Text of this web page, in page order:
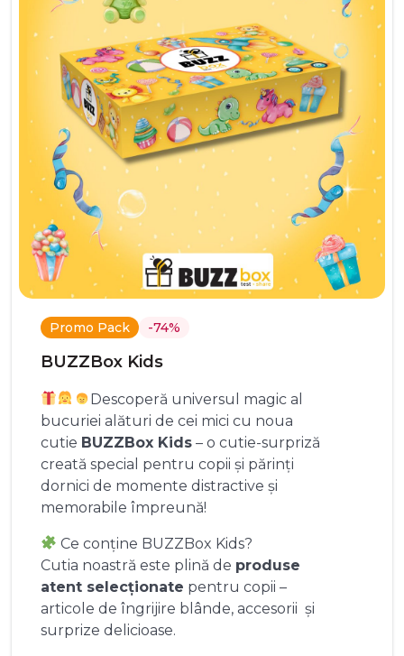
Promo Pack -74%
BUZZBox Kids
Descoperă universul magic al
bucuriei alături de cei mici cu noua
cutie BUZZBox Kids – o cutie-surpriză
creată special pentru copii și părinți
dornici de momente distractive și
memorabile împreună!
Ce conține BUZZBox Kids?
Cutia noastră este plină de produse
atent selecționate pentru copii –
articole de îngrijire blânde, accesorii și
surprize delicioase.